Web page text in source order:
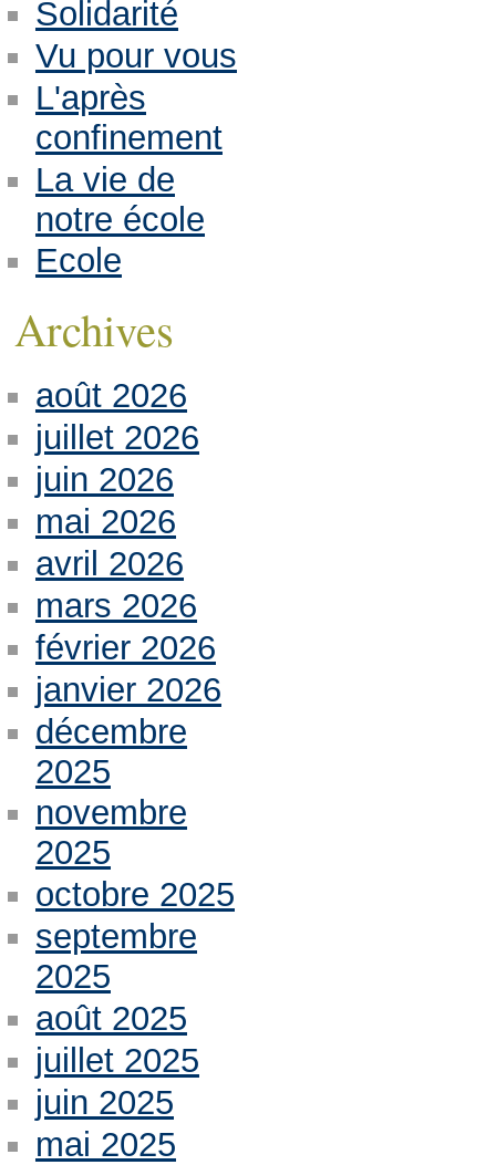
Solidarité
Vu pour vous
L'après
confinement
La vie de
notre école
Ecole
Archives
août 2026
juillet 2026
juin 2026
mai 2026
avril 2026
mars 2026
février 2026
janvier 2026
décembre
2025
novembre
2025
octobre 2025
septembre
2025
août 2025
juillet 2025
juin 2025
mai 2025